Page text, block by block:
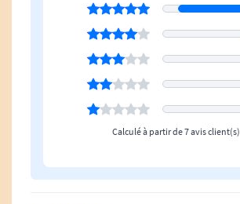
Nos horloges calendrier.
Toutes nos solutions Alzheimer.
Calculé à partir de 7 avis client(s)